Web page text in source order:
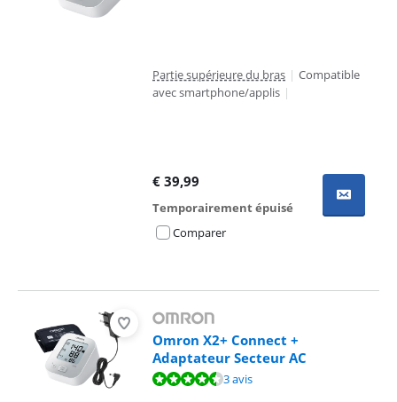
Partie supérieure du bras | Compatible
avec smartphone/applis |
€ 39,99
Temporairement épuisé
Comparer
Omron X2+ Connect +
Adaptateur Secteur AC
La note est de 9,3 sur 10, basée sur 3 avis.3 avis